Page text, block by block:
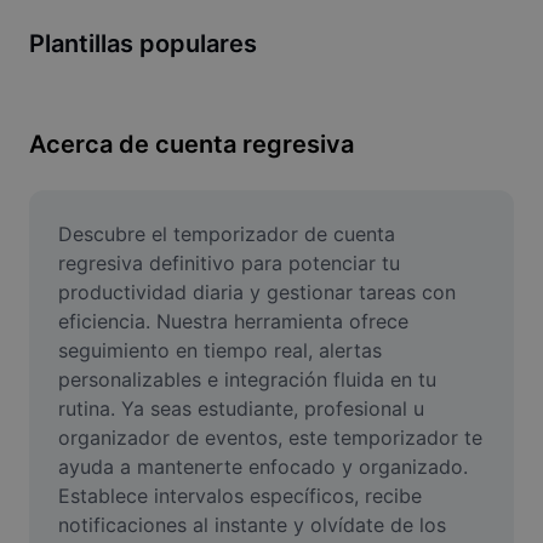
Online Photo Editor
Meme Generator
AI Text Remover
AI People Remover
AI Inpainting
Face Cutout
Plantillas populares
Acerca de cuenta regresiva
Descubre el temporizador de cuenta
regresiva definitivo para potenciar tu
productividad diaria y gestionar tareas con
eficiencia. Nuestra herramienta ofrece
seguimiento en tiempo real, alertas
personalizables e integración fluida en tu
rutina. Ya seas estudiante, profesional u
organizador de eventos, este temporizador te
ayuda a mantenerte enfocado y organizado.
Establece intervalos específicos, recibe
notificaciones al instante y olvídate de los